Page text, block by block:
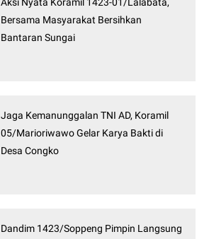
Bersama Masyarakat Bersihkan
Bantaran Sungai
Jaga Kemanunggalan TNI AD, Koramil
05/Marioriwawo Gelar Karya Bakti di
Desa Congko
Dandim 1423/Soppeng Pimpin Langsung